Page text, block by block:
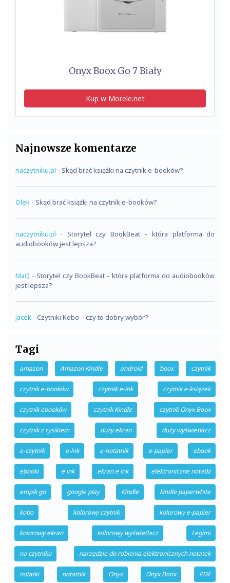
Onyx Boox Go 7 Biały
Kup w Morele.net
Najnowsze komentarze
naczytniku.pl - Skąd brać książki na czytnik e-booków?
Olek - Skąd brać książki na czytnik e-booków?
naczytniku.pl - Storytel czy BookBeat – która platforma do
audiobooków jest lepsza?
MaQ - Storytel czy BookBeat – która platforma do audiobooków
jest lepsza?
Jacek - Czytniki Kobo – czy to dobry wybór?
Tagi
amazon Amazon Kindle android boox czytnik
czytnik e-booków czytnik e-ink czytnik e-książek
czytnik ebooków czytnik Kindle czytnik Onyx Boox
czytnik z rysikiem duży ekran duży wyświetlacz
e-czytnik e-ink e-notatnik e-papier ebook
ebooki e ink ekran e ink elektroniczne notatki
empik go google play Kindle kindle paperwhite
kobo kolorowy czytnik kolorowy e-papier
kolorowy ekran kolorowy wyświetlacz Legimi
na czytniku narzędzie do robienia elektronicznych notatek
notatki notatnik Onyx Onyx Boox PDF